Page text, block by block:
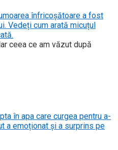
înfricoșătoare a fost
Vedeți cum arată micuțul
ceea ce am văzut după
în apa care curgea pentru a-
a emoționat și a surprins pe